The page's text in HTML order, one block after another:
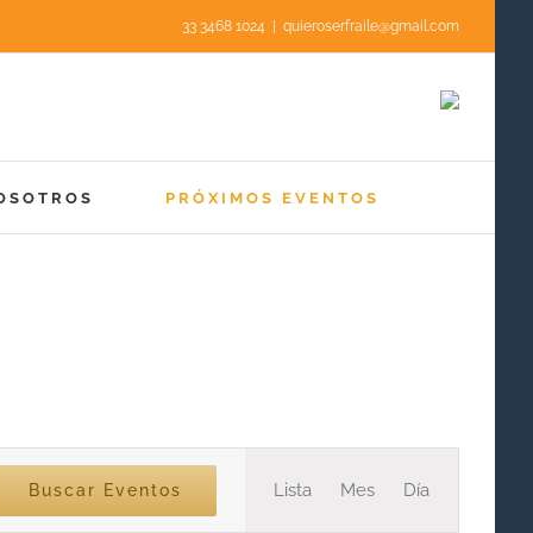
33 3468 1024 quieroserfraile@gmail.com
PRÓXIMOS EVENTOS
Buscar Eventos Lista Mes Día